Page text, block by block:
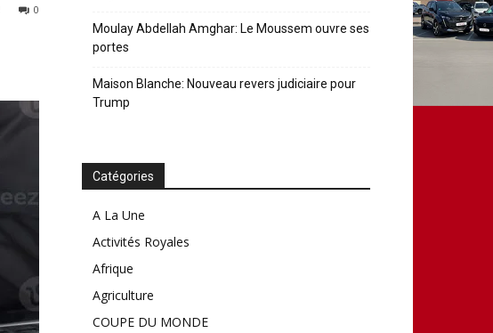
0
Moulay Abdellah Amghar: Le Moussem ouvre ses
portes
Maison Blanche: Nouveau revers judiciaire pour
Trump
Catégories
A La Une
Activités Royales
Afrique
Agriculture
COUPE DU MONDE